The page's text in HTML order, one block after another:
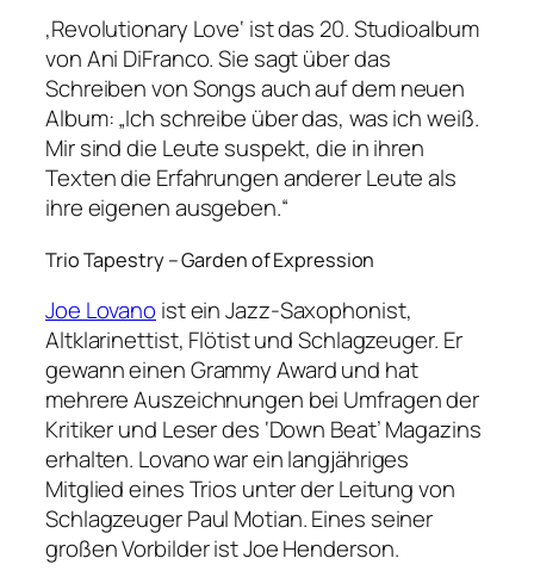
‚Revolutionary Love‘ ist das 20. Studioalbum
von Ani DiFranco. Sie sagt über das
Schreiben von Songs auch auf dem neuen
Album: „Ich schreibe über das, was ich weiß.
Mir sind die Leute suspekt, die in ihren
Texten die Erfahrungen anderer Leute als
ihre eigenen ausgeben.“
Trio Tapestry – Garden of Expression
Joe Lovano ist ein Jazz-Saxophonist,
Altklarinettist, Flötist und Schlagzeuger. Er
gewann einen Grammy Award und hat
mehrere Auszeichnungen bei Umfragen der
Kritiker und Leser des ‘Down Beat’ Magazins
erhalten. Lovano war ein langjähriges
Mitglied eines Trios unter der Leitung von
Schlagzeuger Paul Motian. Eines seiner
großen Vorbilder ist Joe Henderson.